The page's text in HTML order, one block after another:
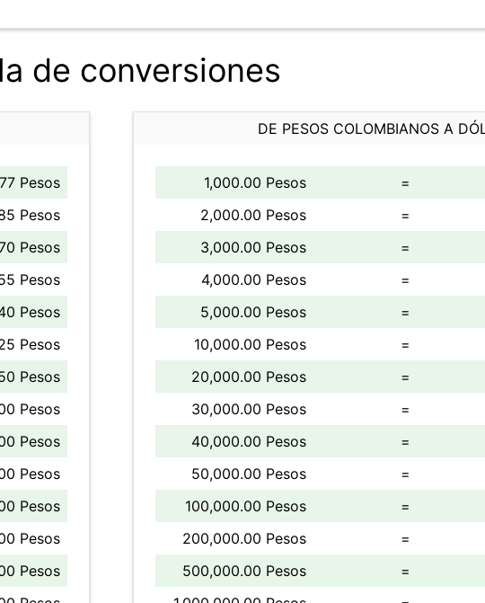
de conversiones
Pesos
Pesos
Pesos
Pesos
Pesos
Pesos
Pesos
Pesos
Pesos
Pesos
Pesos
Pesos
Pesos
DE PESOS COLOMBIANOS A
1,000.00 Pesos =
2,000.00 Pesos
=
3,000.00 Pesos
=
4,000.00 Pesos
=
5,000.00 Pesos
=
10,000.00 Pesos
=
20,000.00 Pesos
=
30,000.00 Pesos
=
40,000.00 Pesos
=
50,000.00 Pesos
=
100,000.00 Pesos
=
200,000.00 Pesos
=
500,000.00 Pesos
=